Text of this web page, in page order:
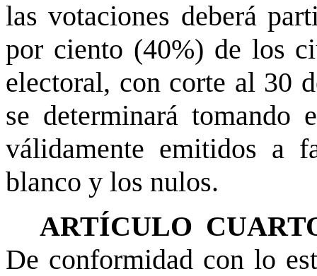
las votaciones deberá
por ciento (40%) de los
electoral, con corte al 30
se determinará tomando
válidamente emitidos a
blanco y los nulos.
ARTÍCULO
De conformidad con lo